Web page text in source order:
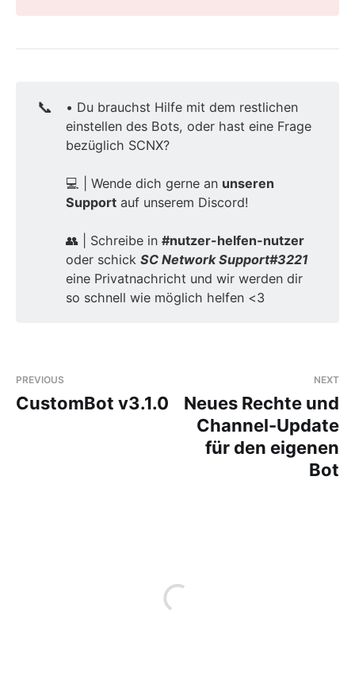
📞
• Du brauchst Hilfe mit dem restlichen
einstellen des Bots, oder hast eine Frage
bezüglich SCNX?
💻 | Wende dich gerne an unseren
Supportauf unserem Discord!
👥 | Schreibe in #nutzer-helfen-nutzer
oder schick SC Network Support#3221
eine Privatnachricht und wir werden dir
so schnell wie möglich helfen <3
PREVIOUS
CustomBot v3.1.0
NEXT
Neues Rechte und
Channel-Update
für den eigenen
Bot